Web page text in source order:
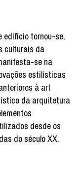
edifício tornou-se,
culturais da
se na
estilísticas
à art
da arquitetura
desde os
do século XX.